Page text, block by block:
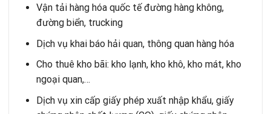
Vận tải hàng hóa quốc tếđường hàng không,
đường biển, trucking
Dịch vụ khai báo hải quan, thông quan hàng hóa
Cho thuê kho bãi: kho lạnh, kho khô, kho mát, kho
ngoại quan,…
Dịch vụ xin cấp giấy phép xuất nhập khẩu, giấy